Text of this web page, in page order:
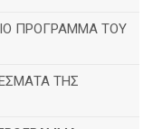
ΠΡΟΓΡΑΜΜΑ ΤΟΥ
ΤΗΣ